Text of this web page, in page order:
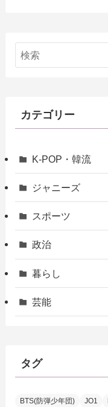
カテゴリー
K-POP・韓流
ジャニーズ
スポーツ
政治
暮らし
芸能
タグ
BTS(防弾少年団) JO1